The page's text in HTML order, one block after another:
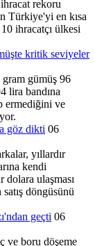
rekoru
Türkiye'yi en kısa
ihracatçı ülkesi
kritik seviyeler
gram gümüş 96
lira bandına
ermediğini ve
göz dikti 06
yıllardır
kendi
ulaşması
döngüsünü
geçti 06
ve boru döşeme